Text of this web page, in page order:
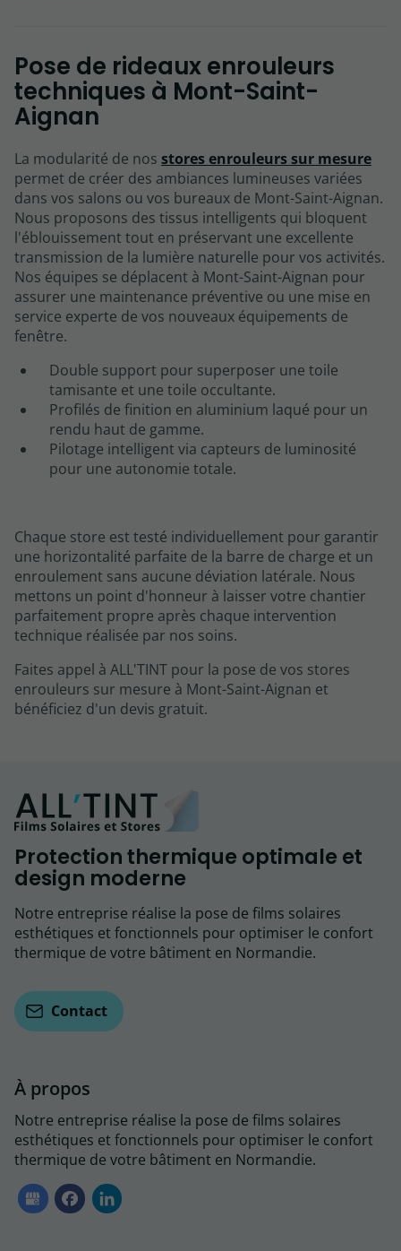
Pose de rideaux enrouleurs
techniques à Mont-Saint-
Aignan
La modularité de nos stores enrouleurs sur mesure
permet de créer des ambiances lumineuses variées
dans vos salons ou vos bureaux de Mont-Saint-Aignan.
Nous proposons des tissus intelligents qui bloquent
l'éblouissement tout en préservant une excellente
transmission de la lumière naturelle pour vos activités.
Nos équipes se déplacent à Mont-Saint-Aignan pour
assurer une maintenance préventive ou une mise en
service experte de vos nouveaux équipements de
fenêtre.
Double support pour superposer une toile
tamisante et une toile occultante.
Profilés de finition en aluminium laqué pour un
rendu haut de gamme.
Pilotage intelligent via capteurs de luminosité
pour une autonomie totale.
Chaque store est testé individuellement pour garantir
une horizontalité parfaite de la barre de charge et un
enroulement sans aucune déviation latérale. Nous
mettons un point d'honneur à laisser votre chantier
parfaitement propre après chaque intervention
technique réalisée par nos soins.
Faites appel à ALL'TINT pour la pose de vos stores
enrouleurs sur mesure à Mont-Saint-Aignan et
bénéficiez d'un devis gratuit.
Protection thermique optimale et
design moderne
Notre entreprise réalise la pose de films solaires
esthétiques et fonctionnels pour optimiser le confort
thermique de votre bâtiment en Normandie.
Contact
À propos
Notre entreprise réalise la pose de films solaires
esthétiques et fonctionnels pour optimiser le confort
thermique de votre bâtiment en Normandie.